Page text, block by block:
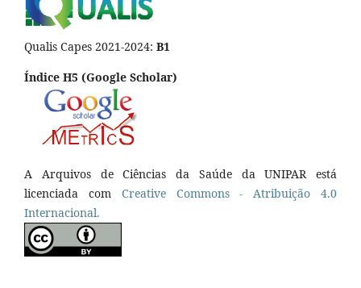
Qualis Capes 2021-2024: B1
Índice H5 (Google Scholar)
A Arquivos de Ciências da Saúde da UNIPAR está
licenciada com Creative Commons - Atribuição 4.0
Internacional.